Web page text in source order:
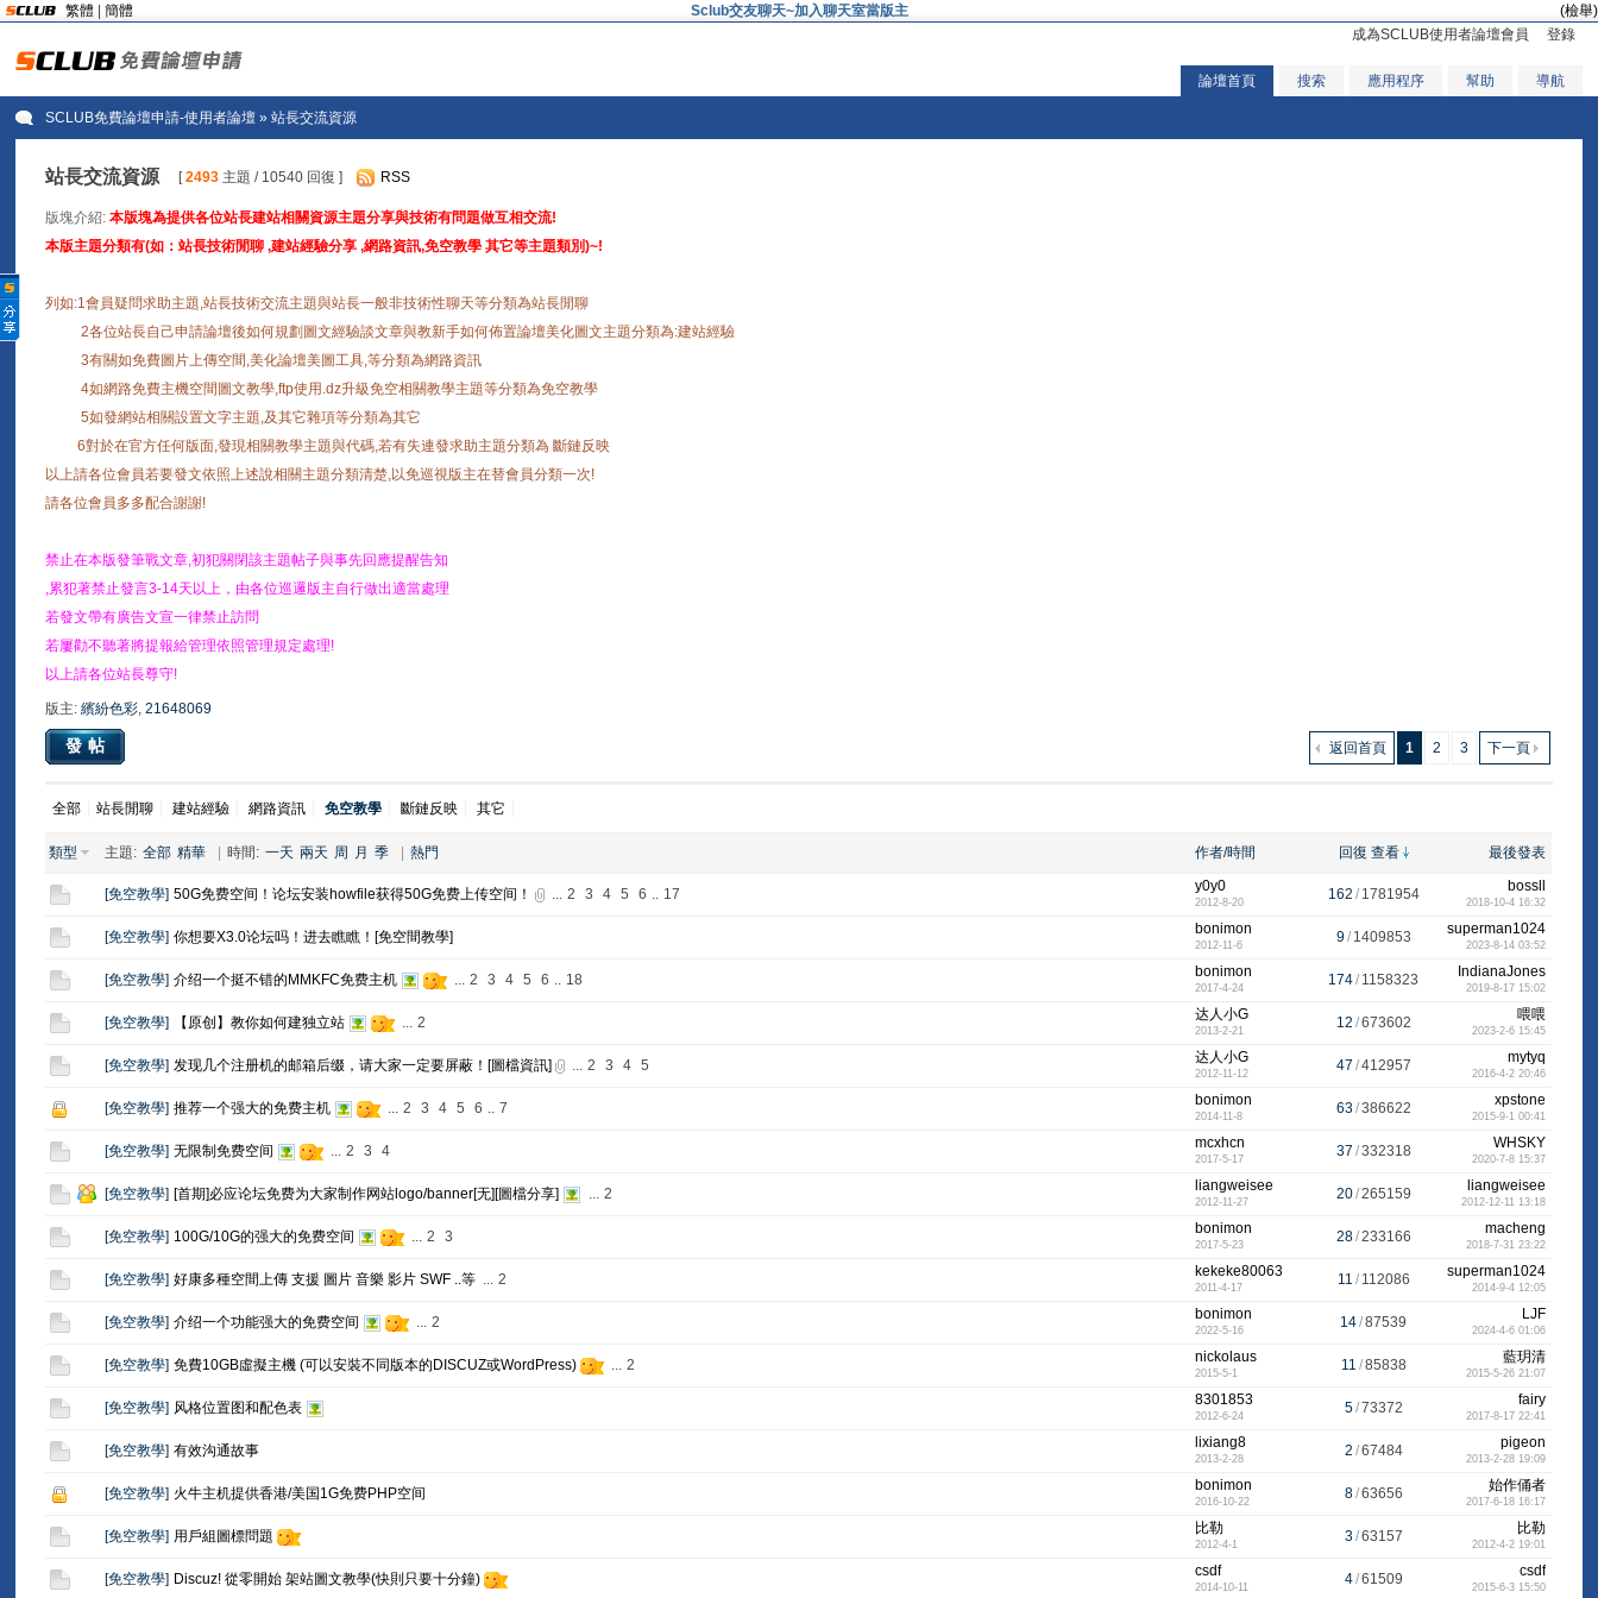
繁體 簡體 Sclub交友聊天~加入聊天室當版主
(檢舉)
成為SCLUB使用者論壇會員
登錄
論壇首頁 搜索 應用程序 幫助 導航
SCLUB免費論壇申請-使用者論壇 » 站長交流資源
站長交流資源 [2493 主題 / 10540 回復 ] RSS
版塊介紹:本版塊為提供各位站長建站相關資源主題分享與技術有問題做互相交流!
本版主題分類有(如：站長技術閒聊 ,建站經驗分享 ,網路資訊,免空教學 其它等主題類別)~!
列如:1會員疑問求助主題,站長技術交流主題與站長一般非技術性聊天等分類為站長閒聊
2各位站長自己申請論壇後如何規劃圖文經驗談文章與教新手如何佈置論壇美化圖文主題分類為:建站經驗
3有關如免費圖片上傳空間,美化論壇美圖工具,等分類為網路資訊
4如網路免費主機空間圖文教學,ftp使用.dz升級免空相關教學主題等分類為免空教學
5如發網站相關設置文字主題,及其它雜項等分類為其它
6對於在官方任何版面,發現相關教學主題與代碼,若有失連發求助主題分類為 斷鏈反映
以上請各位會員若要發文依照上述說相關主題分類清楚,以免巡視版主在替會員分類一次!
請各位會員多多配合謝謝!
禁止在本版發筆戰文章,初犯關閉該主題帖子與事先回應提醒告知
,累犯著禁止發言3-14天以上，由各位巡邏版主自行做出適當處理
若發文帶有廣告文宣一律禁止訪問
若屢勸不聽著將提報給管理依照管理規定處理!
以上請各位站長尊守!
版主:繽紛色彩,21648069
1 2 3 下一頁
返回首頁
發帖
全部 站長閒聊 建站經驗 網路資訊 免空教學 斷鏈反映 其它
類型 主題: 全部 精華 時間: 一天 兩天 周 月 季 熱門 作者/時間 回復 查看 最後發表
[免空教學] 50G免费空间！论坛安装howfile获得50G免费上传空间！ ... 2 3 4 5 6 .. 17 y0y0
2012-8-20
162 / 1781954 bossll
2018-10-4 16:32
[免空教學] 你想要X3.0论坛吗！进去瞧瞧！[免空間教學] bonimon
2012-11-6
9/ 1409853 superman1024
2023-8-14 03:52
[免空教學] 介绍一个挺不错的MMKFC免费主机 ... 2 3 4 5 6 .. 18 bonimon
2017-4-24
174/ 1158323 IndianaJones
2019-8-17 15:02
[免空教學] 【原创】教你如何建独立站 ... 2 达人小G
2013-2-21
12 /673602 喂喂
2023-2-6 15:45
[免空教學] 发现几个注册机的邮箱后缀，请大家一定要屏蔽！[圖檔資訊] ... 2 3 4 5 达人小G
2012-11-12
47 /412957 mytyq
2016-4-2 20:46
[免空教學] 推荐一个强大的免费主机 ... 2 3 4 5 6 .. 7 bonimon
2014-11-8
63/386622 xpstone
2015-9-1 00:41
[免空教學] 无限制免费空间 ... 2 3 4 mcxhcn
2017-5-17
37 /332318 WHSKY
2020-7-8 15:37
[免空教學] [首期]必应论坛免费为大家制作网站logo/banner[无][圖檔分享] ... 2 liangweisee
2012-11-27
20/265159 liangweisee
2012-12-11 13:18
[免空教學] 100G/10G的强大的免费空间 ... 2 3 bonimon
2017-5-23
28/233166 macheng
2018-7-31 23:22
[免空教學] 好康多種空間上傳 支援 圖片 音樂 影片 SWF ..等 ... 2 kekeke80063
2011-4-17
11 / 112086 superman1024
2014-9-4 12:05
[免空教學] 介绍一个功能强大的免费空间 ... 2 bonimon
2022-5-16
14/87539 LJF
2024-4-6 01:06
[免空教學] 免費10GB虛擬主機 (可以安裝不同版本的DISCUZ或WordPress) ... 2 nickolaus
2015-5-1
11 /85838 藍玥清
2015-5-26 21:07
[免空教學] 风格位置图和配色表 8301853
2012-6-24
5/73372 fairy
2017-8-17 22:41
[免空教學] 有效沟通故事 lixiang8
2013-2-28
2 /67484 pigeon
2013-2-28 19:09
[免空教學] 火牛主机提供香港/美国1G免费PHP空间 bonimon
2016-10-22
8/63656 始作俑者
2017-6-18 16:17
[免空教學] 用戶組圖標問題 比勒
2012-4-1
3/63157 比勒
2012-4-2 19:01
[免空教學] Discuz! 從零開始 架站圖文教學(快則只要十分鐘) csdf
2014-10-11
4/61509 csdf
2015-6-3 15:50